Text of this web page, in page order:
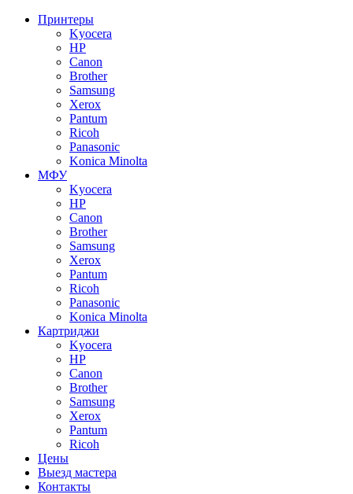
Принтеры
Kyocera
HP
Canon
Brother
Samsung
Xerox
Pantum
Ricoh
Panasonic
Konica Minolta
МФУ
Kyocera
HP
Canon
Brother
Samsung
Xerox
Pantum
Ricoh
Panasonic
Konica Minolta
Картриджи
Kyocera
HP
Canon
Brother
Samsung
Xerox
Pantum
Ricoh
Цены
Выезд мастера
Контакты